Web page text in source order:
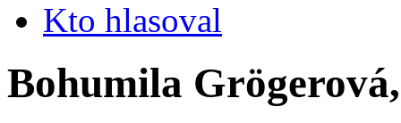
Kto hlasoval
Bohumila